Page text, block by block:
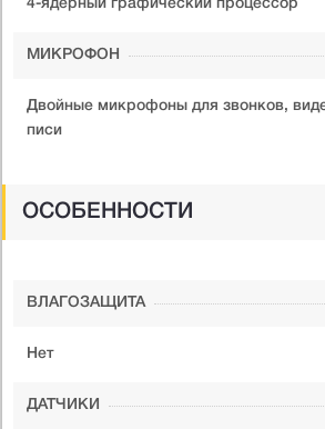
4-ядерный графический процессор
МИКРОФОН
Двойные микрофоны для звонков,
писи
ОСОБЕННОСТИ
ВЛАГОЗАЩИТА
Нет
ДАТЧИКИ